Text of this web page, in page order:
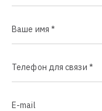
Ваше имя *
Телефон для связи *
E-mail